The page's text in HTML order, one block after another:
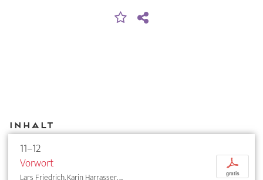
Inhalt
11–12
Vorwort
p
gratis